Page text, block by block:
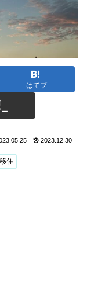
はてブ
2023.12.30
住